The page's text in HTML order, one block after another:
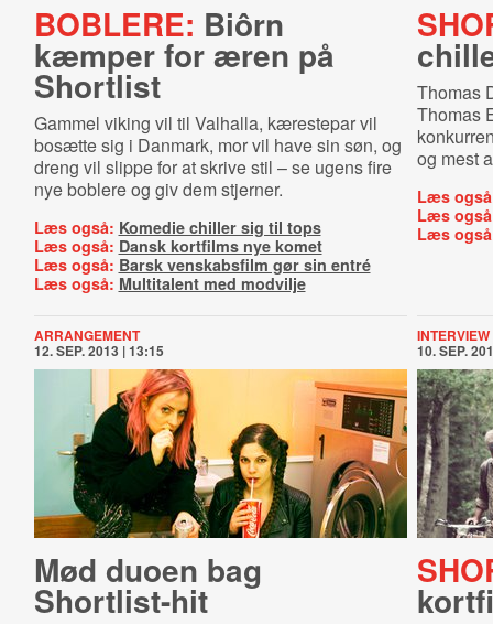
BOBLERE: Biôrn
kæmper for æren på
Shortlist
Gammel viking vil til Valhalla, kærestepar vil
bosætte sig i Danmark, mor vil have sin søn, og
dreng vil slippe for at skrive stil – se ugens fire
nye boblere og giv dem stjerner.
Læs også: Komedie chiller sig til tops
Læs også: Dansk kortfilms nye komet
Læs også: Barsk venskabsfilm gør sin entré
Læs også: Multitalent med modvilje
Thomas
Thomas
og mest
Læs
Læs
Læs
ARRANGEMENT
12. SEP. 2013 | 13:15
Mød duoen bag
Shortlist-hit
INTERVIEW
10. SEP.